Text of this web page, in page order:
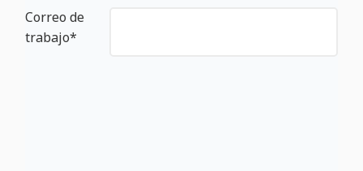
Correo de
trabajo*